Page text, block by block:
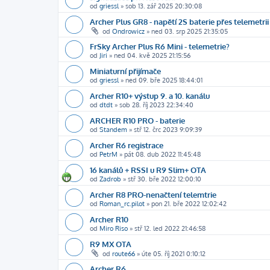
od griessl» sob 13. zář 2025 20:30:08
Archer Plus GR8 - napětí 2S baterie přes telemetrii
od Ondrowicz » ned 03. srp 2025 21:35:05
FrSky Archer Plus R6 Mini - telemetrie?
od Jiri » ned 04. kvě 2025 21:15:56
Miniaturní přijímače
od griessl» ned 09. bře 2025 18:44:01
Archer R10+ výstup 9. a 10. kanálu
od dtdt » sob 28. říj 2023 22:34:40
ARCHER R10 PRO - baterie
od Standem » stř 12. črc 2023 9:09:39
Archer R6 registrace
od PetrM » pát 08. dub 2022 11:45:48
16 kanálů + RSSI u R9 Slim+ OTA
od Zadrob » stř 30. bře 2022 12:00:10
Archer R8 PRO-nenačtení telemtrie
od Roman_rc.pilot » pon 21. bře 2022 12:02:42
Archer R10
od Miro Riso » stř 12. led 2022 21:46:58
R9 MX OTA
od route66 » úte 05. říj 2021 0:10:12